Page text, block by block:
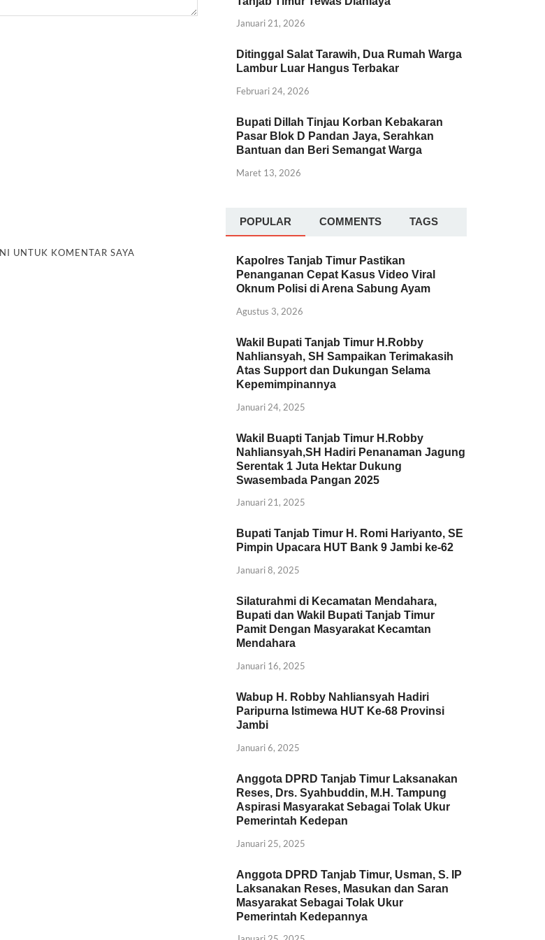
UNTUK KOMENTAR SAYA
Januari 21, 2026
Ditinggal Salat Tarawih, Dua Rumah Warga
Lambur Luar Hangus Terbakar
Februari 24, 2026
Bupati Dillah Tinjau Korban Kebakaran
Pasar Blok D Pandan Jaya, Serahkan
Bantuan dan Beri Semangat Warga
Maret 13, 2026
POPULAR COMMENTS TAGS
Kapolres Tanjab Timur Pastikan
Penanganan Cepat Kasus Video Viral
Oknum Polisi di Arena Sabung Ayam
Agustus 3, 2026
Wakil Bupati Tanjab Timur H.Robby
Nahliansyah, SH Sampaikan Terimakasih
Atas Support dan Dukungan Selama
Kepemimpinannya
Januari 24, 2025
Wakil Buapti Tanjab Timur H.Robby
Nahliansyah,SH Hadiri Penanaman Jagung
Serentak 1 Juta Hektar Dukung
Swasembada Pangan 2025
Januari 21, 2025
Bupati Tanjab Timur H. Romi Hariyanto, SE
Pimpin Upacara HUT Bank 9 Jambi ke-62
Januari 8, 2025
Silaturahmi di Kecamatan Mendahara,
Bupati dan Wakil Bupati Tanjab Timur
Pamit Dengan Masyarakat Kecamtan
Mendahara
Januari 16, 2025
Wabup H. Robby Nahliansyah Hadiri
Paripurna Istimewa HUT Ke-68 Provinsi
Jambi
Januari 6, 2025
Anggota DPRD Tanjab Timur Laksanakan
Reses, Drs. Syahbuddin, M.H. Tampung
Aspirasi Masyarakat Sebagai Tolak Ukur
Pemerintah Kedepan
Januari 25, 2025
Anggota DPRD Tanjab Timur, Usman, S. IP
Laksanakan Reses, Masukan dan Saran
Masyarakat Sebagai Tolak Ukur
Pemerintah Kedepannya